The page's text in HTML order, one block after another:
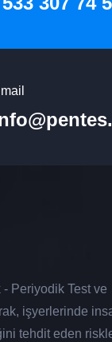
Periyodik Test ve
işyerlerinde
tehdit eden